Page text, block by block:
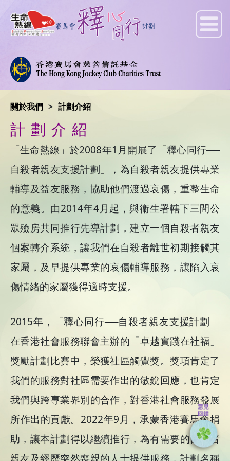
關於我們 計劃介紹
計劃介紹
「生命熱線」於2008年1月開展了「釋心同行──
自殺者親友支援計劃」，為自殺者親友提供專業
輔導及益友服務，協助他們渡過哀傷，重整生命
的意義。由2014年4月起，與衞生署轄下三間公
眾殮房共同推行先導計劃，建立一個自殺者親友
個案轉介系統，讓我們在自殺者離世初期接觸其
家屬，及早提供專業的哀傷輔導服務，讓陷入哀
傷情緒的家屬獲得適時支援。
2015年，「釋心同行──自殺者親友支援計劃」
在香港社會服務聯會主辦的「卓越實踐在社福」
獎勵計劃比賽中，榮獲社區觸覺獎。獎項肯定了
我們的服務對社區需要作出的敏銳回應，也肯定
我們與跨專業界別的合作，對香港社會服務發展
所作出的貢獻。2022年9月，承蒙香港賽馬會捐
助，讓本計劃得以繼續推行，為有需要的自殺者
親友及經歷突然喪親的人士提供服務，計劃名稱